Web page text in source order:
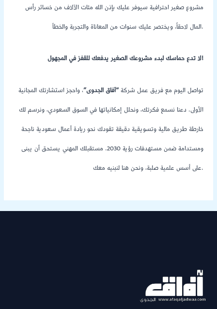
مشروع صغير احترافية سيوفر عليك بإذن الله مئات الآلاف من خسائر رأس
المال لاحقاً، ويختصر عليك سنوات من المعاناة والتجربة والخطأ.
لا تدع حماسك لبدء مشروعك الصغير يدفعك للقفز في المجهول!
تواصل اليوم مع فريق عمل شركة “آفاق الجدوى”، واحجز استشارتك المجانية
الأولى. دعنا نسمع فكرتك، ونحلل إمكانياتها في السوق السعودي، ونرسم لك
خارطة طريق مالية وتسويقية دقيقة تقودك نحو ريادة أعمال سعودية ناجحة
ومستدامة ضمن مستهدفات رؤية 2030. مستقبلك المهني يستحق أن يبنى
على أسس علمية صلبة، ونحن هنا لنبنيه معك.